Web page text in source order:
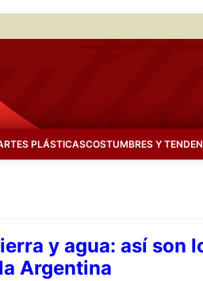
PLÁSTICASCOSTUMBRES Y
y agua: así
Argentina